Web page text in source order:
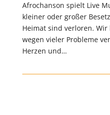
Afrochanson spielt Live
kleiner oder großer
Heimat sind verloren.
wegen vieler Probleme
Herzen und…